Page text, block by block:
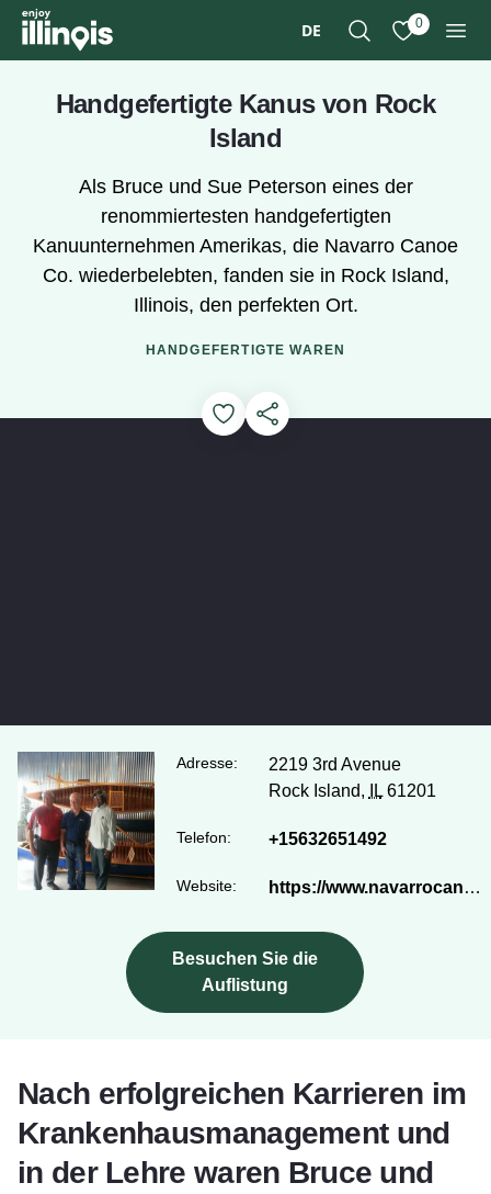
Zum Hauptinhalt springen
DE 0
Handgefertigte Kanus von Rock
Island
Als Bruce und Sue Peterson eines der
renommiertesten handgefertigten
Kanuunternehmen Amerikas, die Navarro Canoe
Co. wiederbelebten, fanden sie in Rock Island,
Illinois, den perfekten Ort.
HANDGEFERTIGTE WAREN
Add to Favorites
Diese Seite teilen
Sehen Sie sich das Video
Adresse:
2219 3rd Avenue
Rock Island,
IL61201
Telefon: +15632651492
Website: https://www.navarrocanoe.com/
Besuchen Sie die
Auflistung
Nach erfolgreichen Karrieren im
Krankenhausmanagement und
in der Lehre waren Bruce und